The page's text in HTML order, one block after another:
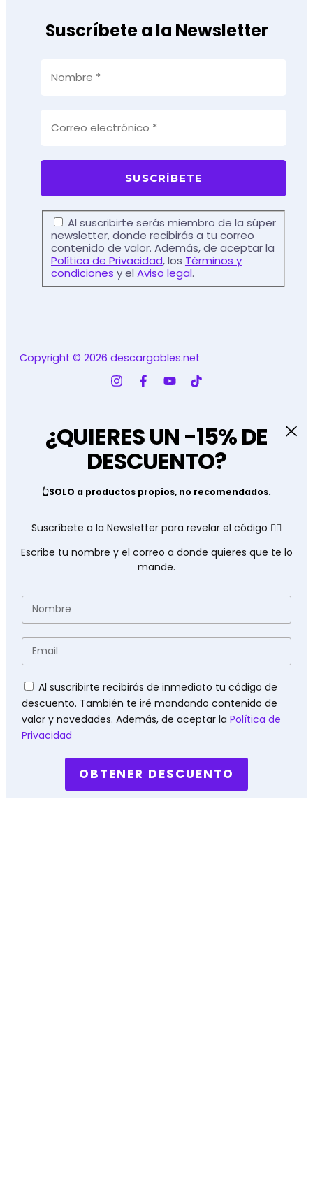
Suscríbete a la Newsletter
Al suscribirte serás miembro de la súper
newsletter, donde recibirás a tu correo
contenido de valor. Además, de aceptar la
Política de Privacidad, los Términos y
condiciones y el Aviso legal.
Copyright © 2026 descargables.net
¿QUIERES UN -15% DE
DESCUENTO?
👆SOLO a productos propios, no recomendados.
Suscríbete a la Newsletter para revelar el código 👇🏽
Escribe tu nombre y el correo a donde quieres que te lo
mande.
Nombre
Email
Políticas
Al suscribirte recibirás de inmediato tu código de
descuento. También te iré mandando contenido de
valor y novedades. Además, de aceptar la Política de
Privacidad
OBTENER DESCUENTO